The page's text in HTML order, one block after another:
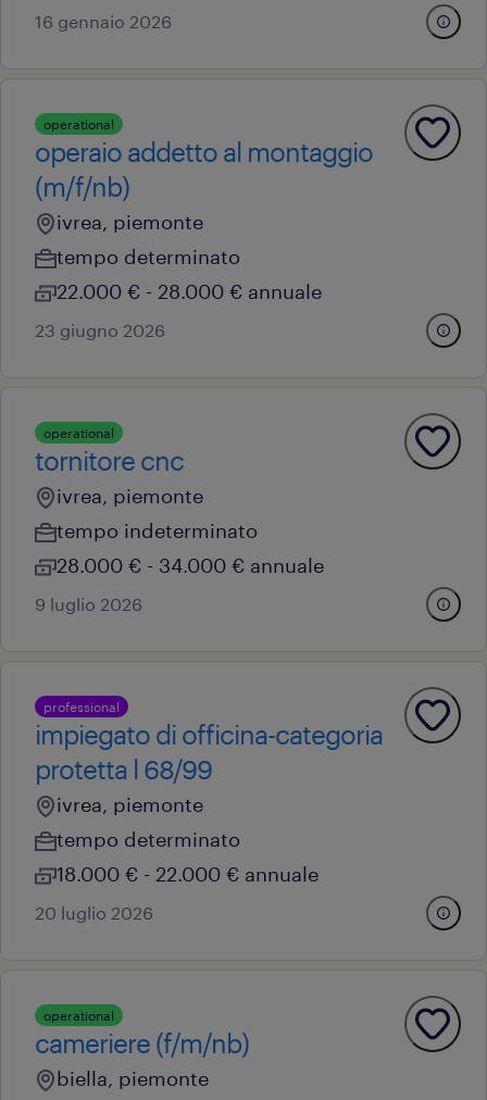
16 gennaio 2026
operational
operaio addetto al montaggio
(m/f/nb)
ivrea, piemonte
tempo determinato
22.000 € - 28.000 € annuale
23 giugno 2026
operational
tornitore cnc
ivrea, piemonte
tempo indeterminato
28.000 € - 34.000 € annuale
9 luglio 2026
professional
impiegato di officina-categoria
protetta l 68/99
ivrea, piemonte
tempo determinato
18.000 € - 22.000 € annuale
20 luglio 2026
operational
cameriere (f/m/nb)
biella, piemonte